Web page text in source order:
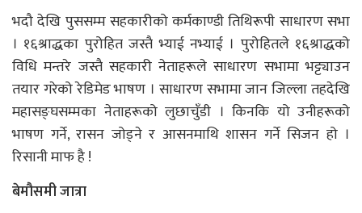
भदौ देखि पुससम्म सहकारीको कर्मकाण्डी तिथिरूपी साधारण सभा
। १६श्राद्धका पुरोहित जस्तै भ्याई नभ्याई । पुरोहितले १६श्राद्धको
विधि मन्तरे जस्तै सहकारी नेताहरूले साधारण सभामा भट्ट्याउन
तयार गरेको रेडिमेड भाषण । साधारण सभामा जान जिल्ला तहदेखि
महासङ्घसम्मका नेताहरूको लुछाचुँडी । किनकि यो उनीहरूको
भाषण गर्ने, रासन जोड्ने र आसनमाथि शासन गर्ने सिजन हो ।
रिसानी माफ है !
बेमौसमी जात्रा